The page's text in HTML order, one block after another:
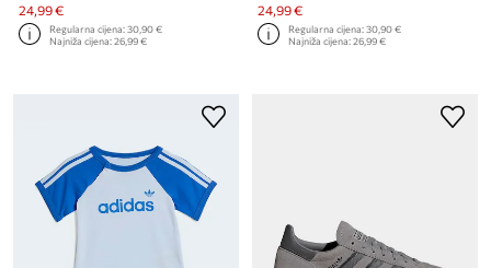
24,99 €
Regularna cijena:30,90 €
Najniža cijena:26,99 €
24,99 €
Regularna cijena:30,90 €
Najniža cijena:26,99 €